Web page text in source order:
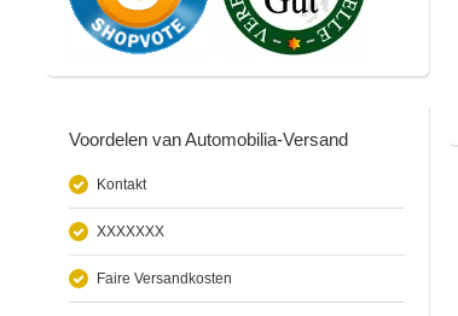
Voordelen van Automobilia-Versand
Kontakt
XXXXXXX
Faire Versandkosten